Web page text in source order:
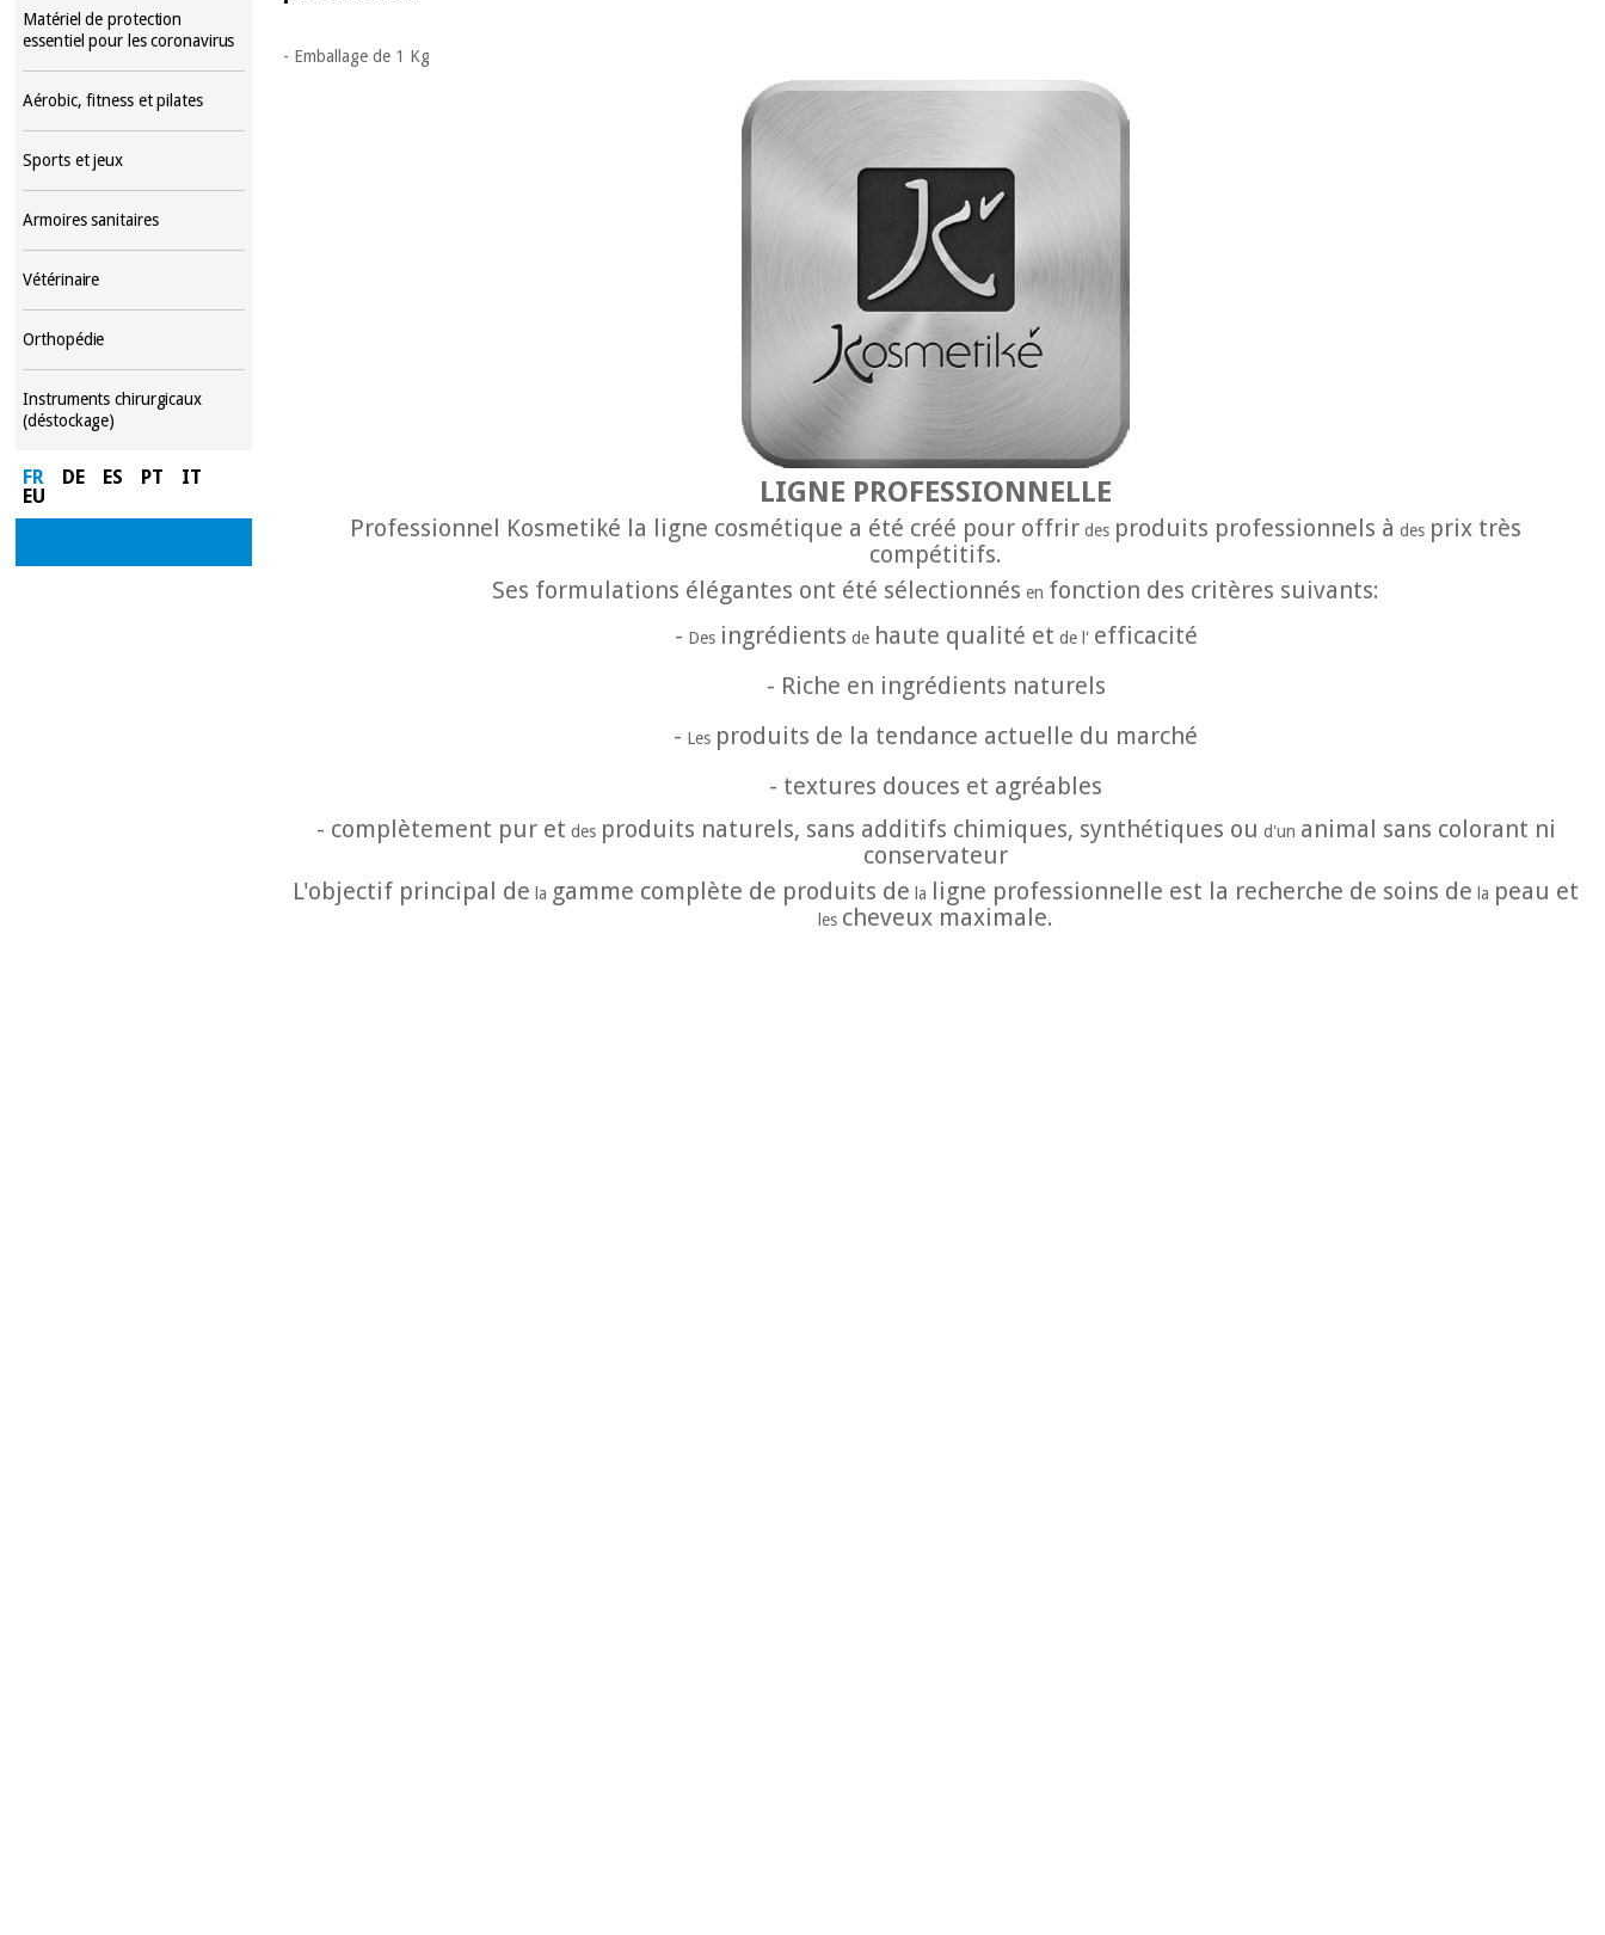
Matériel de protection
essentiel pour les coronavirus
Aérobic, fitness et pilates
Sports et jeux
Armoires sanitaires
Vétérinaire
Orthopédie
Instruments chirurgicaux
(déstockage)
FR DE ES PT
IT
EU
- Emballage de 1 Kg
LIGNE PROFESSIONNELLE
Professionnel Kosmetiké la ligne cosmétique a été créé pour offrir des produits professionnels à des prix très
compétitifs.
Ses formulations élégantes ont été sélectionnés en fonction des critères suivants:
- Des ingrédients de haute qualité et de l' efficacité
- Riche en ingrédients naturels
- Les produits de la tendance actuelle du marché
- textures douces et agréables
- complètement pur et des produits naturels, sans additifs chimiques, synthétiques ou d'un animal sans colorant ni
conservateur
L'objectif principal de la gamme complète de produits de la ligne professionnelle est la recherche de soins de la peau et
les cheveux maximale.